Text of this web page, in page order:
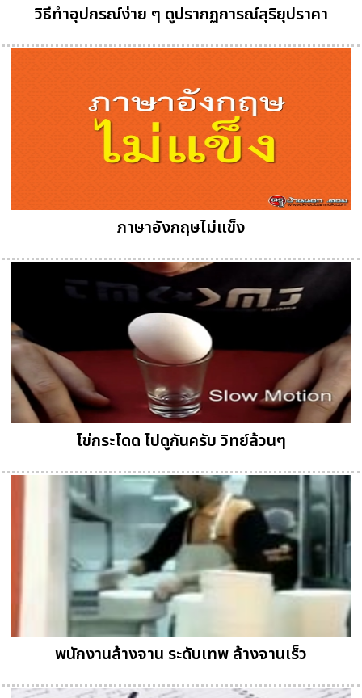
วิธีทำอุปกรณ์ง่าย ๆ ดูปรากฏการณ์สุริยุปราคา
ภาษาอังกฤษไม่แข็ง
ไข่กระโดด ไปดูกันครับ วิทย์ล้วนๆ
พนักงานล้างจาน ระดับเทพ ล้างจานเร็ว